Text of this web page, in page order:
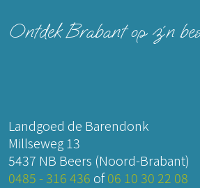
Ontdek Brabant op z´n
Landgoed de Barendonk
Millseweg 13
5437 NB Beers (Noord-Brabant)
0485 - 316 436 of06 10 30 22 08